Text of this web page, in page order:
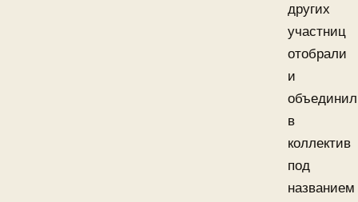
других
участниц
отобрали
и
в
коллектив
под
названием